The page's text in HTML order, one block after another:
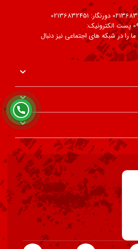
تلفن پشتیبانی: 02136832488 دورنگار: 02136832451
مدیریت: 09124996970 پست الکترونیک:
info@banktire.com ما را در شبکه های اجتماعی نیز دنبال